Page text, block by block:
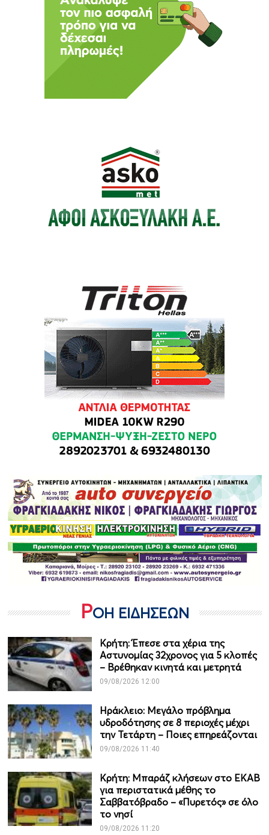
ΡΟΗ ΕΙΔΗΣΕΩΝ
Κρήτη: Έπεσε στα χέρια της
Αστυνομίας 32χρονος για 5 κλοπές
– Βρέθηκαν κινητά και μετρητά
09/08/2026 12:00
Ηράκλειο: Μεγάλο πρόβλημα
υδροδότησης σε 8 περιοχές μέχρι
την Τετάρτη – Ποιες επηρεάζονται
09/08/2026 11:40
Κρήτη: Μπαράζ κλήσεων στο ΕΚΑΒ
για περιστατικά μέθης το
Σαββατόβραδο – «Πυρετός» σε όλο
το νησί
09/08/2026 11:20